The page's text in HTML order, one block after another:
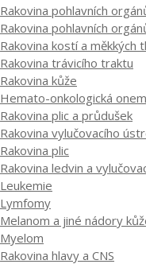
Rakovina pohlavních
Rakovina pohlavních
Rakovina kostí a měkkých
Rakovina trávicího traktu
Rakovina kůže
Hemato-onkologická
Rakovina plic a průdušek
Rakovina vylučovacího
Rakovina plic
Rakovina ledvin a
Leukemie
Lymfomy
Melanom a jiné nádory
Myelom
Rakovina hlavy a CNS